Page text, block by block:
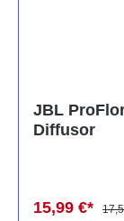
JBL
Diffusor
15,99 €*